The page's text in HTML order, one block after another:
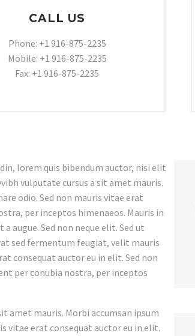
CALL US
Phone: +1 916-875-2235
Mobile: +1 916-875-2235
Fax: +1 916-875-2235
lorem quis bibendum auctor, nisi elit
vulputate cursus a sit amet mauris.
odio. Sed non mauris vitae erat
per inceptos himenaeos. Mauris in
augue. Sed non neque elit. Sed ut
sed fermentum feugiat, velit mauris
consequat auctor eu in elit. Sed non
per conubia nostra, per inceptos
amet mauris. Morbi accumsan ipsum
vitae erat consequat auctor eu in elit.